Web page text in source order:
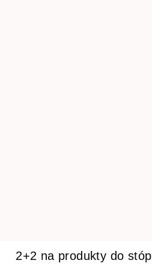
2+2 na produkty do stóp